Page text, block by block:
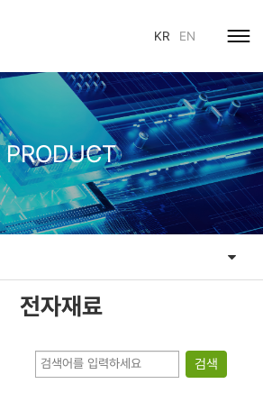
KR EN
PRODUCT
전자재료
검색